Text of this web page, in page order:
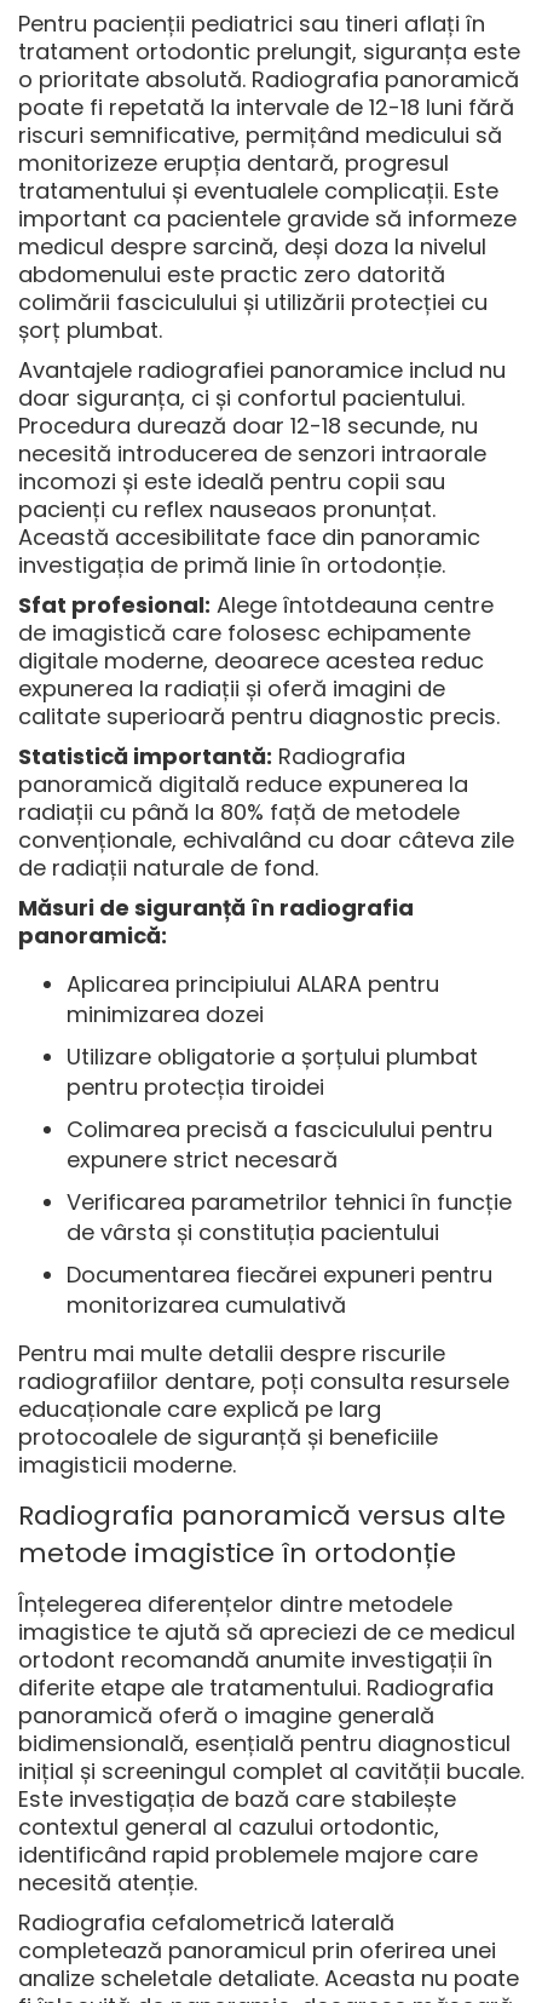
Pentru pacienții pediatrici sau tineri aflați în
tratament ortodontic prelungit, siguranța este
o prioritate absolută. Radiografia panoramică
poate fi repetată la intervale de 12-18 luni fără
riscuri semnificative, permițând medicului să
monitorizeze erupția dentară, progresul
tratamentului și eventualele complicații. Este
important ca pacientele gravide să informeze
medicul despre sarcină, deși doza la nivelul
abdomenului este practic zero datorită
colimării fasciculului și utilizării protecției cu
șorț plumbat.
Avantajele radiografiei panoramice includ nu
doar siguranța, ci și confortul pacientului.
Procedura durează doar 12-18 secunde, nu
necesită introducerea de senzori intraorale
incomozi și este ideală pentru copii sau
pacienți cu reflex nauseaos pronunțat.
Această accesibilitate face din panoramic
investigația de primă linie în ortodonție.
Sfat profesional: Alege întotdeauna centre
de imagistică care folosesc echipamente
digitale moderne, deoarece acestea reduc
expunerea la radiații și oferă imagini de
calitate superioară pentru diagnostic precis.
Statistică importantă: Radiografia
panoramică digitală reduce expunerea la
radiații cu până la 80% față de metodele
convenționale, echivalând cu doar câteva zile
de radiații naturale de fond.
Măsuri de siguranță în radiografia
panoramică:
Aplicarea principiului ALARA pentru
minimizarea dozei
Utilizare obligatorie a șorțului plumbat
pentru protecția tiroidei
Colimarea precisă a fasciculului pentru
expunere strict necesară
Verificarea parametrilor tehnici în funcție
de vârsta și constituția pacientului
Documentarea fiecărei expuneri pentru
monitorizarea cumulativă
Pentru mai multe detalii despre riscurile
radiografiilor dentare, poți consulta resursele
educaționale care explică pe larg
protocoalele de siguranță și beneficiile
imagisticii moderne.
Radiografia panoramică versus alte
metode imagistice în ortodonție
Înțelegerea diferențelor dintre metodele
imagistice te ajută să apreciezi de ce medicul
ortodont recomandă anumite investigații în
diferite etape ale tratamentului. Radiografia
panoramică oferă o imagine generală
bidimensională, esențială pentru diagnosticul
inițial și screeningul complet al cavității bucale.
Este investigația de bază care stabilește
contextul general al cazului ortodontic,
identificând rapid problemele majore care
necesită atenție.
Radiografia cefalometrică laterală
completează panoramicul prin oferirea unei
analize scheletale detaliate. Aceasta nu poate